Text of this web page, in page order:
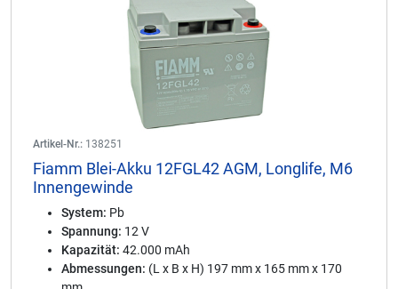
Artikel-Nr.: 138251
Fiamm Blei-Akku 12FGL42 AGM, Longlife, M6
Innengewinde
System: Pb
Spannung: 12 V
Kapazität: 42.000 mAh
Abmessungen: (L x B x H) 197 mm x 165 mm x 170